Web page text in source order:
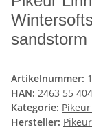
Artikelnummer:
HAN: 2463 55
Kategorie:
Hersteller: